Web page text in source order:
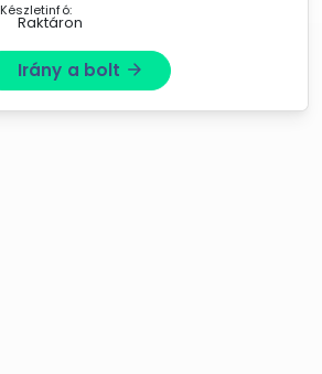
Készletinfó:
Raktáron
Irány a bolt arrow_forward